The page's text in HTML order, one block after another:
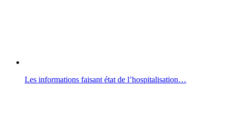
Les informations faisant état de l’hospitalisation…